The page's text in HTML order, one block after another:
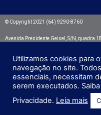
© Copyright 2021 (64) 9290-8760
Avenida Presidente Geisel, S/N, quadra
Integra - Faculdades Integradas da
Utilizamos cookies para
navegação no site.
essenciais, necessitam
serem executados.
Privacidade. Leia mais